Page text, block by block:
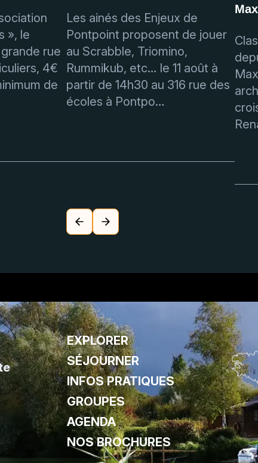
», le
rue
4€
de
Les ainés des Enjeux de
Pontpoint proposent de jouer
au Scrabble, Triomino,
Rummikub, etc… le 11 août à
partir de 14h30 au 316 rue des
écoles à Pontpo…
EXPLORER
SÉJOURNER
INFOS PRATIQUES
GROUPES
AGENDA
NOS BROCHURES